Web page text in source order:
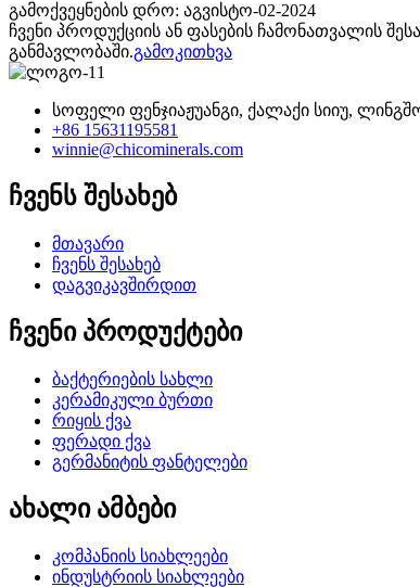
გამოქვეყნების დრო: აგვისტო-02-2024
ჩვენი პროდუქციის ან ფასების ჩამონათვალის
განმავლობაში.გამოკითხვა
სოფელი ფენჯიაჟუანგი, ქალაქი სიიუ,
+86 15631195581
winnie@chicominerals.com
ჩვენს შესახებ
მთავარი
ჩვენს შესახებ
დაგვიკავშირდით
ჩვენი პროდუქტები
ბაქტერიების სახლი
კერამიკული ბურთი
რიყის ქვა
ფერადი ქვა
გერმანიტის ფანტელები
ახალი ამბები
კომპანიის სიახლეები
ინდუსტრიის სიახლეები